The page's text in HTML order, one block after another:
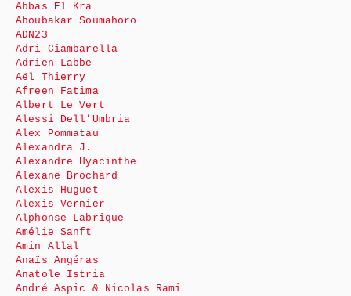
Abbas El Kra
Aboubakar Soumahoro
ADN23
Adri Ciambarella
Adrien Labbe
Aël Thierry
Afreen Fatima
Albert Le Vert
Alessi Dell’Umbria
Alex Pommatau
Alexandra J.
Alexandre Hyacinthe
Alexane Brochard
Alexis Huguet
Alexis Vernier
Alphonse Labrique
Amélie Sanft
Amin Allal
Anaïs Angéras
Anatole Istria
André Aspic & Nicolas Rami